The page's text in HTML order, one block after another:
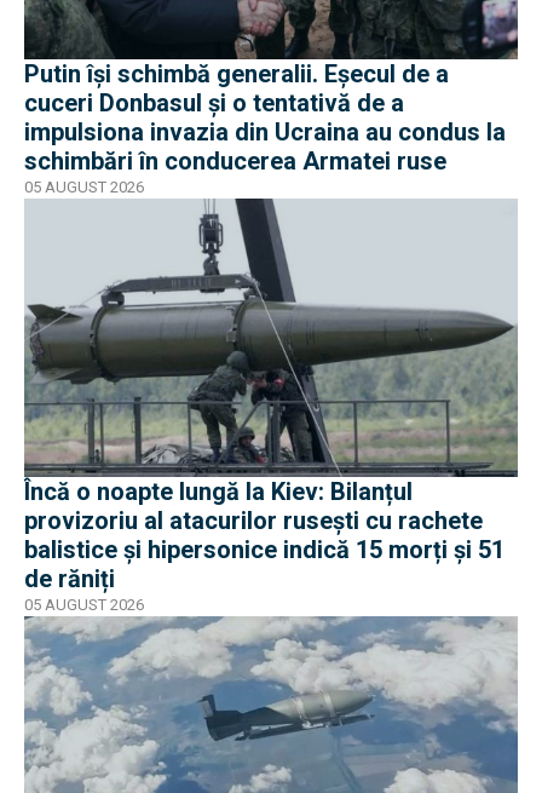
Putin își schimbă generalii. Eșecul de a
cuceri Donbasul și o tentativă de a
impulsiona invazia din Ucraina au condus la
schimbări în conducerea Armatei ruse
05 AUGUST 2026
Încă o noapte lungă la Kiev: Bilanțul
provizoriu al atacurilor rusești cu rachete
balistice și hipersonice indică 15 morți și 51
de răniți
05 AUGUST 2026